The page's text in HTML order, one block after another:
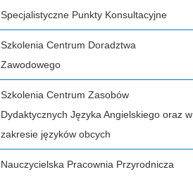
Specjalistyczne Punkty Konsultacyjne
Szkolenia Centrum Doradztwa
Zawodowego
Szkolenia Centrum Zasobów
Dydaktycznych Języka Angielskiego oraz w
zakresie języków obcych
Nauczycielska Pracownia Przyrodnicza